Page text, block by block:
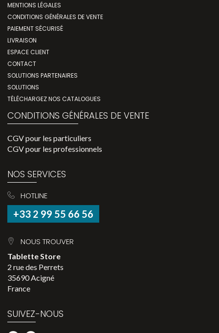
MENTIONS LÉGALES
CONDITIONS GÉNÉRALES DE VENTE
PAIEMENT SÉCURISÉ
LIVRAISON
ESPACE CLIENT
CONTACT
SOLUTIONS PARTENAIRES
SOLUTIONS
TÉLÉCHARGEZ NOS CATALOGUES
CONDITIONS GÉNÉRALES DE VENTE
CGV pour les particuliers
CGV pour les professionnels
NOS SERVICES
HOTLINE
+33 2 99 55 66 56
NOUS TROUVER
Tablette Store
2 rue des Perrets
35690 Acigné
France
SUIVEZ-NOUS